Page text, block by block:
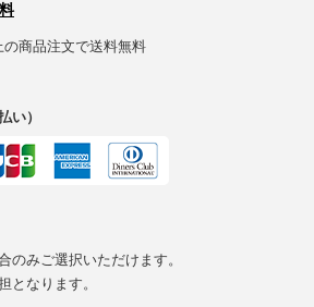
商品注文で送料無料
い）
のみご選択いただけます。
となります。